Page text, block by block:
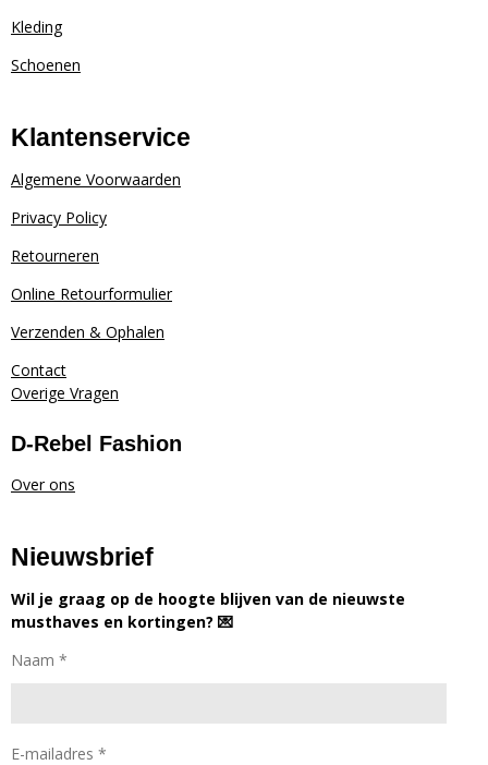
a
Kleding
Schoenen
Klantenservice
Algemene Voorwaarden
Privacy Policy
Retourneren
Online Retourformulier
Verzenden & Ophalen
Contact
Overige Vragen
D-Rebel Fashion
Over ons
Nieuwsbrief
Wil je graag op de hoogte blijven van de nieuwste
musthaves en kortingen? 💌
Naam *
E-mailadres *